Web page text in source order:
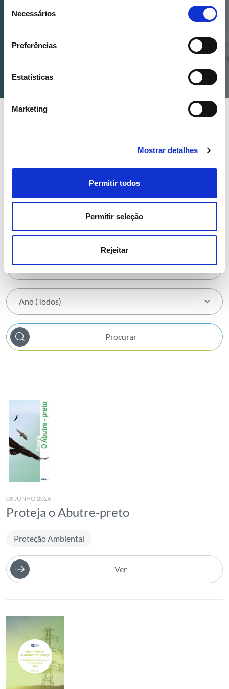
Necessários
Preferências
Estatísticas
Marketing
Mostrar detalhes
Permitir todos
Permitir seleção
Rejeitar
COMUNICAÇÃO REN
Tema
Atividade
Biodiversidade
Cátedra REN em Biodiversidade
Comunidades Locais
Gás
Institucional
Investidores
Proteção Ambiental
Publicações
Relatório Integrado
Sustentabilidade
Mês (Todos)
Mês (Todos)
Fevereiro
Março
Julho
Agosto
Outubro
Novembro
Dezembro
Ano (Todos)
Ano (Todos)
2026
2021
2018
2015
2012
2011
2010
Procurar
08 JUNHO 2026
Proteja o Abutre-preto
Proteção Ambiental
Ver